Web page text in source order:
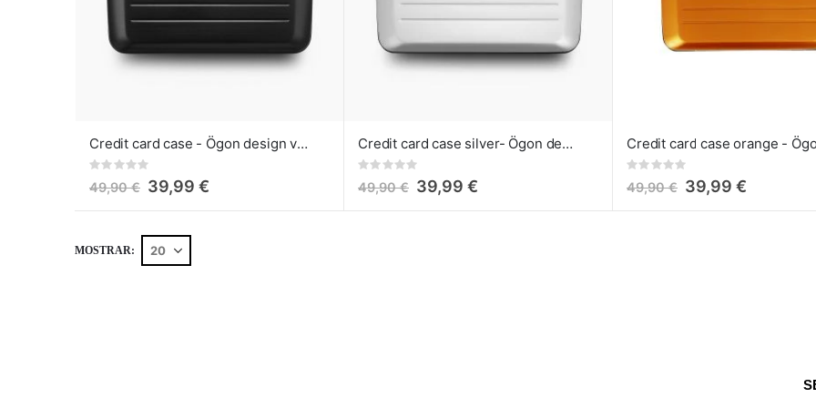
Credit card case - Ögon design v2 black
Rating:
49,90 € 39,99 €
Credit card case silver- Ögon designs v2
Rating:
49,90 € 39,99 €
Rating:
49,90 € 39,99 €
MOSTRAR